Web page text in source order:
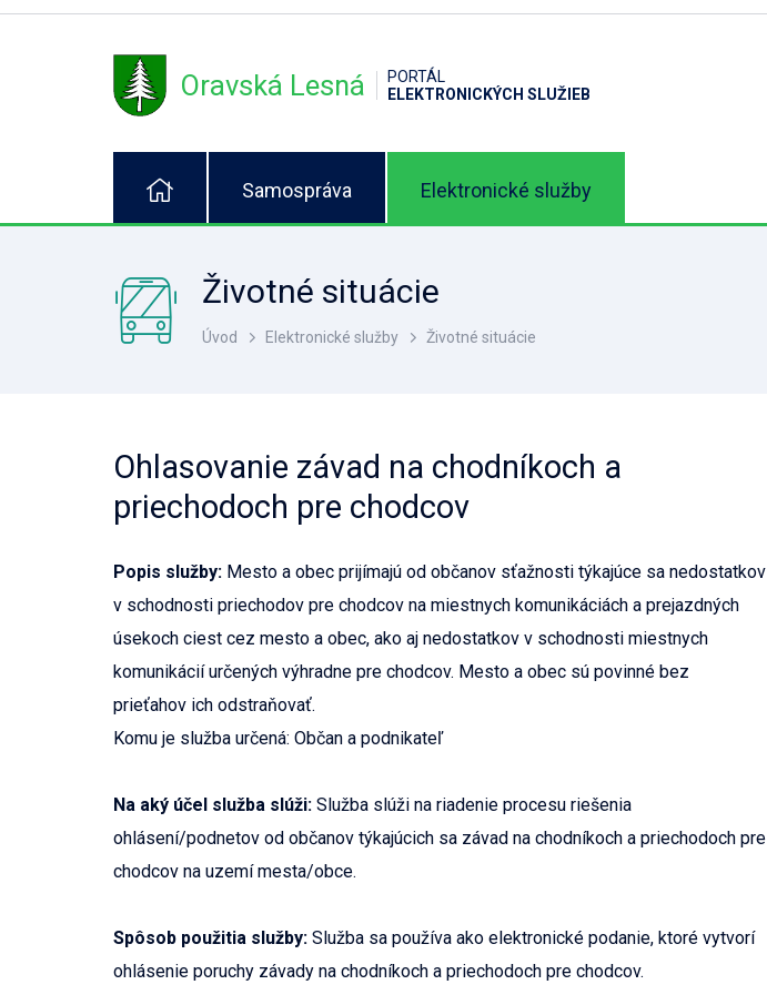
Oravská Lesná
PORTÁL
ELEKTRONICKÝCH SLUŽIEB
Samospráva Elektronické služby
Životné situácie
Úvod Elektronické služby Životné situácie
Ohlasovanie závad na chodníkoch a
priechodoch pre chodcov
Popis služby: Mesto a obec prijímajú od občanov sťažnosti týkajúce sa nedostatkov
v schodnosti priechodov pre chodcov na miestnych komunikáciách a prejazdných
úsekoch ciest cez mesto a obec, ako aj nedostatkov v schodnosti miestnych
komunikácií určených výhradne pre chodcov. Mesto a obec sú povinné bez
prieťahov ich odstraňovať.
Komu je služba určená: Občan a podnikateľ
Na aký účel služba slúži: Služba slúži na riadenie procesu riešenia
ohlásení/podnetov od občanov týkajúcich sa závad na chodníkoch a priechodoch pre
chodcov na uzemí mesta/obce.
Spôsob použitia služby: Služba sa používa ako elektronické podanie, ktoré vytvorí
ohlásenie poruchy závady na chodníkoch a priechodoch pre chodcov.